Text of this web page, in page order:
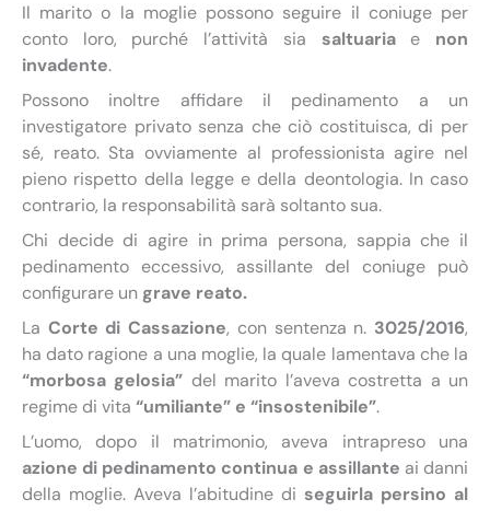
Il marito o la moglie possono seguire il coniuge per
conto loro, purché l’attività sia saltuariae non
invadente.
Possono inoltre affidare il pedinamento a un
investigatore privato senza che ciò costituisca, di per
sé, reato. Sta ovviamente al professionista agire nel
pieno rispetto della legge e della deontologia. In caso
contrario, la responsabilità sarà soltanto sua.
Chi decide di agire in prima persona, sappia che il
pedinamento eccessivo, assillante del coniuge può
configurare un grave reato.
La Corte di Cassazione, con sentenza n. 3025/2016,
ha dato ragione a una moglie, la quale lamentava che la
“morbosa gelosia” del marito l’aveva costretta a un
regime di vita “umiliante” e “insostenibile”.
L’uomo, dopo il matrimonio, aveva intrapreso una
azione di pedinamento continua e assillante ai danni
della moglie. Aveva l’abitudine di seguirla persino al